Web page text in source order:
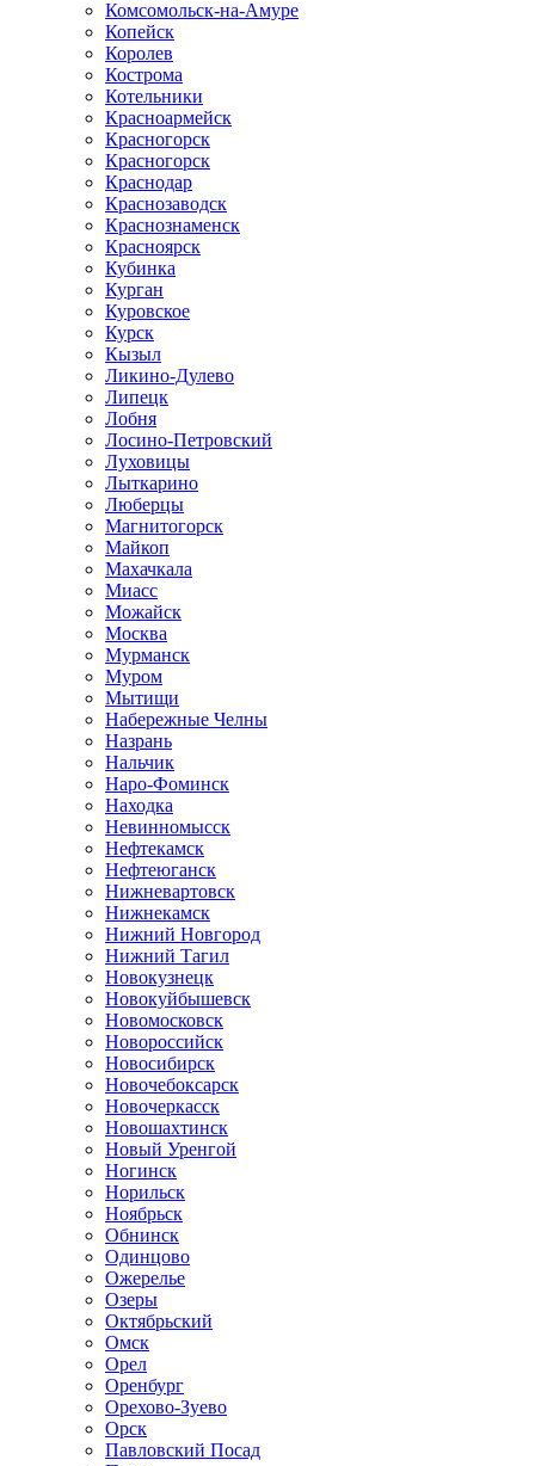
Комсомольск-на-Амуре
Копейск
Королев
Кострома
Котельники
Красноармейск
Красногорск
Красногорск
Краснодар
Краснозаводск
Краснознаменск
Красноярск
Кубинка
Курган
Куровское
Курск
Кызыл
Ликино-Дулево
Липецк
Лобня
Лосино-Петровский
Луховицы
Лыткарино
Люберцы
Магнитогорск
Майкоп
Махачкала
Миасс
Можайск
Москва
Мурманск
Муром
Мытищи
Набережные Челны
Назрань
Нальчик
Наро-Фоминск
Находка
Невинномысск
Нефтекамск
Нефтеюганск
Нижневартовск
Нижнекамск
Нижний Новгород
Нижний Тагил
Новокузнецк
Новокуйбышевск
Новомосковск
Новороссийск
Новосибирск
Новочебоксарск
Новочеркасск
Новошахтинск
Новый Уренгой
Ногинск
Норильск
Ноябрьск
Обнинск
Одинцово
Ожерелье
Озеры
Октябрьский
Омск
Орел
Оренбург
Орехово-Зуево
Орск
Павловский Посад